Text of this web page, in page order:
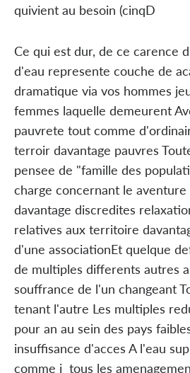
quivient au besoin (cinqD
Ce qui est dur, de ce carence
d'eau represente couche de
dramatique via vos hommes
femmes laquelle demeurent
pauvrete tout comme
terroir davantage pauvres
pensee de "famille des
charge concernant le
davantage discredites
relatives aux territoire
d'une associationEt quelque
de multiples differents autres
souffrance de l'un changeant
tenant l'autre Les multiples
pour an au sein des pays
insuffisance d'acces A l'eau
comme i tous les